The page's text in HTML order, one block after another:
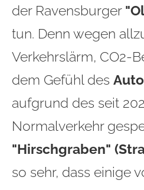
der Ravensburger
tun. Denn wegen
Verkehrslärm, CO2-
dem Gefühl des
aufgrund des seit
Normalverkehr
"Hirschgraben"
so sehr, dass einige